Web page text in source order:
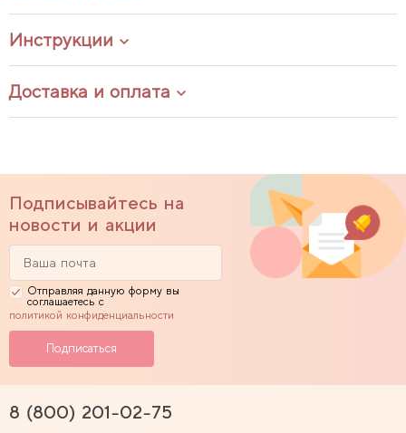
Инструкции
Доставка и оплата
Подписывайтесь на
новости и акции
Отправляя данную форму вы
соглашаетесь с
политикой конфиденциальности
8 (800) 201-02-75